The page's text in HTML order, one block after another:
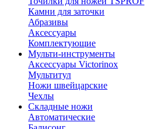
Камни для заточки
Абразивы
Аксессуары
Комплектующие
Мульти-инструменты
Аксессуары Victorinox
Мультитул
Ножи швейцарские
Чехлы
Складные ножи
Автоматические